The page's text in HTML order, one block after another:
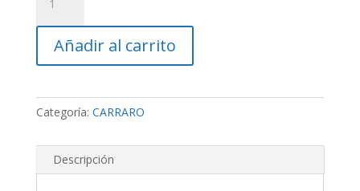
Palier
45x62x16
cantidad
Añadir al carrito
Categoría: CARRARO
Descripción